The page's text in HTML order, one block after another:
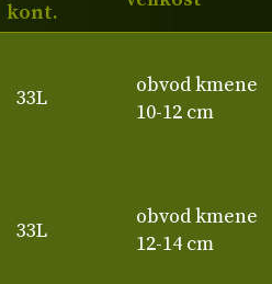
kont.
33L
obvod kmene
10-12 cm
33L
obvod kmene
12-14 cm